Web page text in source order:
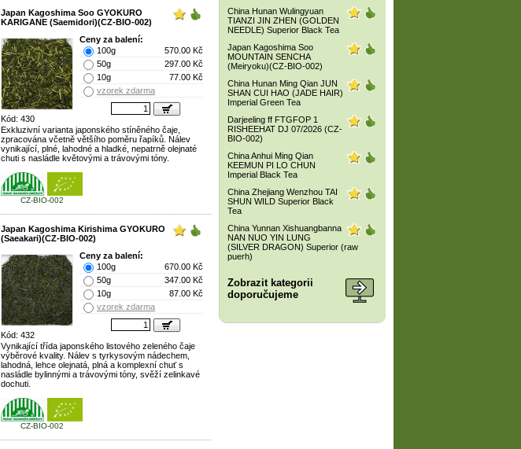
Japan Kagoshima Soo GYOKURO
KARIGANE (Saemidori)(CZ-BIO-002)
Kód: 430
Ceny za balení:
100g
570.00 Kč
50g
297.00 Kč
10g
77.00 Kč
vzorek zdarma
Exkluzivní varianta japonského stíněného čaje,
zpracována včetně většího poměru řapíků. Nálev
vynikající, plné, lahodné a hladké, nepatrně olejnaté
chuti s nasládle květovými a trávovými tóny.
CZ-BIO-002
Japan Kagoshima Kirishima GYOKURO
(Saeakari)(CZ-BIO-002)
Kód: 432
Ceny za balení:
100g
670.00 Kč
50g
347.00 Kč
10g
87.00 Kč
vzorek zdarma
Vynikající třída japonského listového zeleného čaje
výběrové kvality. Nálev s tyrkysovým nádechem,
lahodná, lehce olejnatá, plná a komplexní chuť s
nasládle bylinnými a trávovými tóny, svěží zelinkavé
dochuti.
CZ-BIO-002
China Hunan Wulingyuan
TIANZI JIN ZHEN (GOLDEN
NEEDLE) Superior Black Tea
Japan Kagoshima Soo
MOUNTAIN SENCHA
(Meiryoku)(CZ-BIO-002)
China Hunan Ming Qian JUN
SHAN CUI HAO (JADE HAIR)
Imperial Green Tea
Darjeeling ff FTGFOP 1
RISHEEHAT DJ 07/2026 (CZ-
BIO-002)
China Anhui Ming Qian
KEEMUN PI LO CHUN
Imperial Black Tea
China Zhejiang Wenzhou TAI
SHUN WILD Superior Black
Tea
China Yunnan Xishuangbanna
NAN NUO YIN LUNG
(SILVER DRAGON) Superior (raw
puerh)
Zobrazit kategorii
doporučujeme